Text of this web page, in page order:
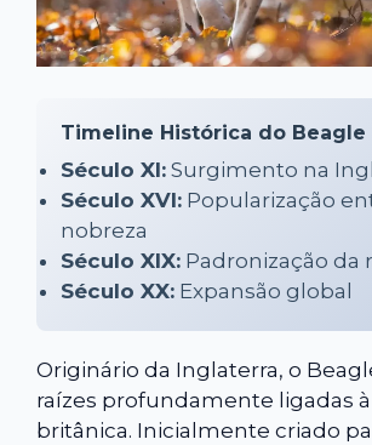
Timeline Histórica do Beagle
Século XI: Surgimento na
Século XVI: Popularização
nobreza
Século XIX: Padronização da
Século XX: Expansão global
Originário da Inglaterra, o
raízes profundamente ligadas à
britânica. Inicialmente criado